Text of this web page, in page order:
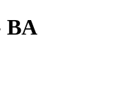
BA